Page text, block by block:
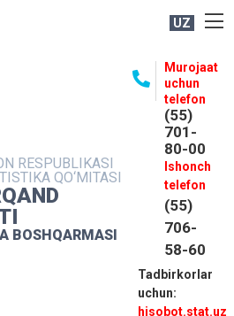
UZ
RESPUBLIKASI
QO‘MITASI
BOSHQARMASI
Murojaat
uchun
telefon
(55)
701-
80-00
Ishonch
telefon
(55)
706-
58-60
Tadbirkorlar
uchun:
hisobot.stat.uz
XIZMATI